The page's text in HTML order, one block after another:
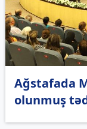
Ağstafada
olunmuş